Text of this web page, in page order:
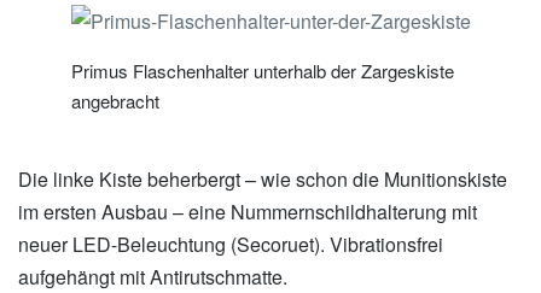
Primus Flaschenhalter unterhalb der Zargeskiste
angebracht
Die linke Kiste beherbergt – wie schon die Munitionskiste
im ersten Ausbau – eine Nummernschildhalterung mit
neuer LED-Beleuchtung (Secoruet). Vibrationsfrei
aufgehängt mit Antirutschmatte.